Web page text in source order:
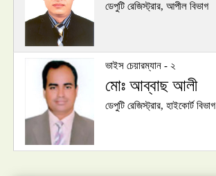
ডেপুটি রেজিস্ট্রার, আপীল বিভাগ
ভাইস চেয়ারম্যান - ২
মোঃ আব্বাছ আলী
ডেপুটি রেজিস্ট্রার, হাইকোর্ট বিভাগ